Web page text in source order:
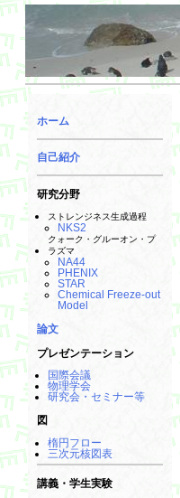
ホーム
自己紹介
研究分野
ストレンジネス生成過程
NKS2
クォーク・グルーオン・プ
ラズマ
NA44
PHENIX
STAR
Chemical Freeze-out
Model
論文
プレゼンテーション
国際会議
物理学会
研究会・セミナー等
図
楕円フロー
三次元核図表
講義・学生実験